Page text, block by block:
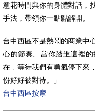
意花時間與你的身體對話，
手法，帶領你一點點解開。
台中西區不是熱鬧的商業中
心的節奏。當你踏進這裡
在，等待我們有勇氣停下來
份好好被對待。」
台中西區按摩